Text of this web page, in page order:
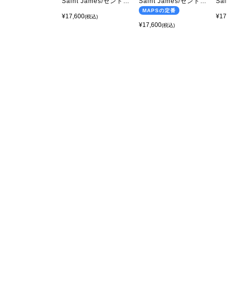
¥17,600(税込)
MAPSの定番
¥17,600(税込)